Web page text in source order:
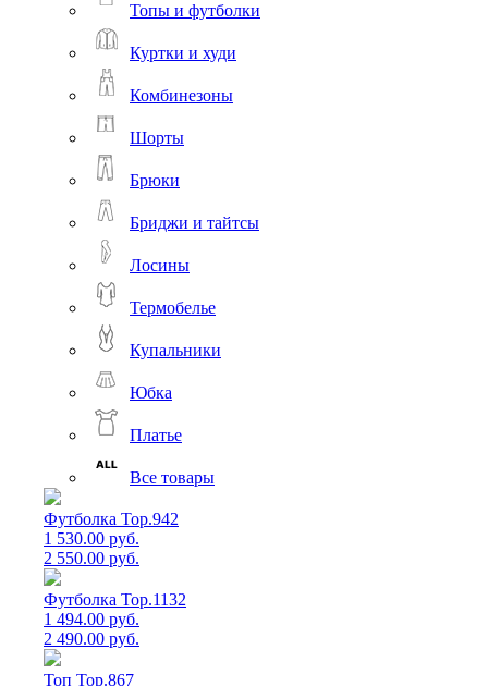
Топы и футболки
Куртки и худи
Комбинезоны
Шорты
Брюки
Бриджи и тайтсы
Лосины
Термобелье
Купальники
Юбка
Платье
Все товары
Футболка Top.942
1 530.00 руб.
2 550.00 руб.
Футболка Top.1132
1 494.00 руб.
2 490.00 руб.
Топ Top.867